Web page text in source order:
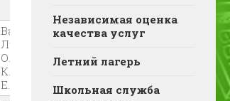
Валетова Ф.Р.,
Луцевич
О.М.Васильева
К.С., Аненкова
Е.В.
Независимая оценка
качества услуг
Летний лагерь
Школьная служба